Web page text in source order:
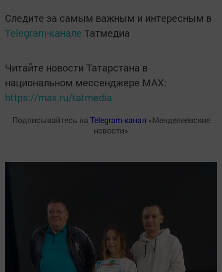
Следите за самым важным и интересным в
Telegram-канале Татмедиа
Читайте новости Татарстана в
национальном мессенджере MАХ:
https://max.ru/tatmedia
Подписывайтесь на Telegram-канал «Менделеевские
новости»